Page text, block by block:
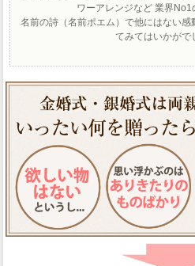
ワーアレンジなど 業界No1
名前の詩（名前ポエム）で他にはない
てみてはいかがで